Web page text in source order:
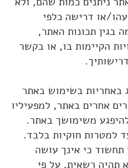
או דרישה כלפי
בגין תכונות האתר,
הקיימות בו, או בקשר
באחריות בשימוש באתר
אחרים באתר, למפעיליו
משימושך באתר.
למטרות חוקיות בלבד.
כי אינך עושה
תהיה רשאית, על פי